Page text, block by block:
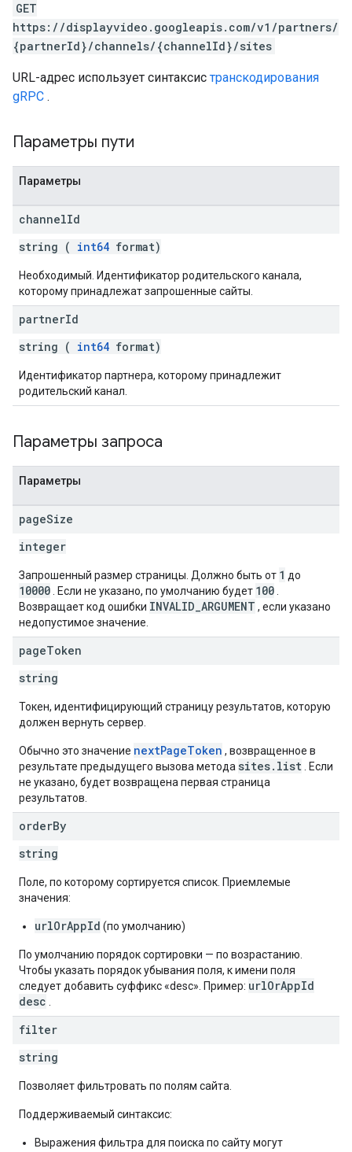
GET
https://displayvideo.googleapis.com/v1/partners/
{partnerId}/channels/{channelId}/sites
URL-адрес использует синтаксис транскодирования
gRPC .
Параметры пути
Параметры
channelId
string ( int64 format)
Необходимый. Идентификатор родительского канала,
которому принадлежат запрошенные сайты.
partnerId
string ( int64 format)
Идентификатор партнера, которому принадлежит
родительский канал.
Параметры запроса
Параметры
pageSize
integer
Запрошенный размер страницы. Должно быть от 1 до
10000 . Если не указано, по умолчанию будет 100
Возвращает код ошибки INVALID_ARGUMENT , если указано
недопустимое значение.
pageToken
string
Токен, идентифицирующий страницу результатов, которую
должен вернуть сервер.
Обычно это значение nextPageToken , возвращенное в
результате предыдущего вызова метода sites.list . Если
не указано, будет возвращена первая страница
результатов.
orderBy
string
Поле, по которому сортируется список. Приемлемые
значения:
urlOrAppId (по умолчанию)
По умолчанию порядок сортировки — по возрастанию.
Чтобы указать порядок убывания поля, к имени поля
следует добавить суффикс «desc». Пример: urlOrAppId
desc
filter
string
Позволяет фильтровать по полям сайта.
Поддерживаемый синтаксис:
Выражения фильтра для поиска по сайту могут